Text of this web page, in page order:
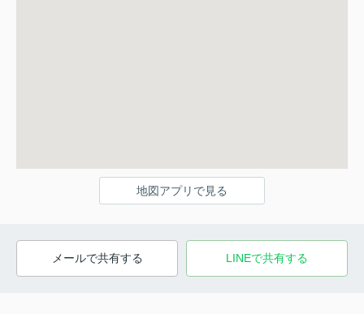
地図アプリで見る
メールで共有する LINEで共有する